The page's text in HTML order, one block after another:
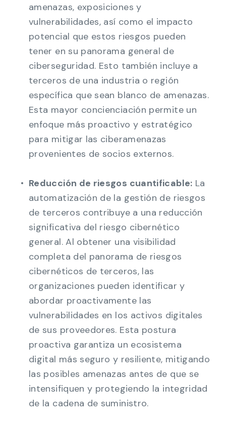
amenazas, exposiciones y
vulnerabilidades, así como el impacto
potencial que estos riesgos pueden
tener en su panorama general de
ciberseguridad. Esto también incluye a
terceros de una industria o región
específica que sean blanco de amenazas.
Esta mayor concienciación permite un
enfoque más proactivo y estratégico
para mitigar las ciberamenazas
provenientes de socios externos.
Reducción de riesgos cuantificable: La
automatización de la gestión de riesgos
de terceros contribuye a una reducción
significativa del riesgo cibernético
general. Al obtener una visibilidad
completa del panorama de riesgos
cibernéticos de terceros, las
organizaciones pueden identificar y
abordar proactivamente las
vulnerabilidades en los activos digitales
de sus proveedores. Esta postura
proactiva garantiza un ecosistema
digital más seguro y resiliente, mitigando
las posibles amenazas antes de que se
intensifiquen y protegiendo la integridad
de la cadena de suministro.